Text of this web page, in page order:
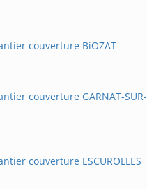
couverture BiOZAT
couverture GARNAT-SUR-
couverture ESCUROLLES